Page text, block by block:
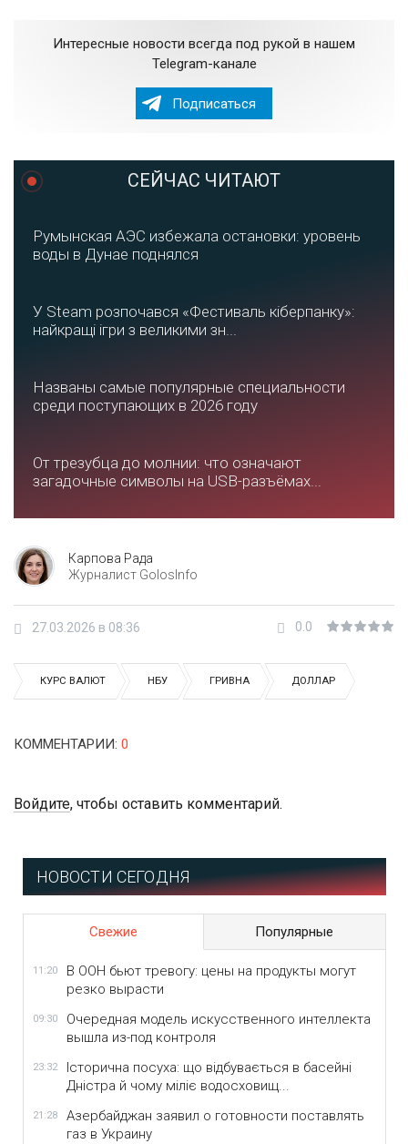
Интересные новости всегда под рукой в нашем
Telegram-канале
Подписаться
СЕЙЧАС ЧИТАЮТ
Румынская АЭС избежала остановки: уровень
воды в Дунае поднялся
У Steam розпочався «Фестиваль кіберпанку»:
найкращі ігри з великими зн...
Названы самые популярные специальности
среди поступающих в 2026 году
От трезубца до молнии: что означают
загадочные символы на USB-разъёмах...
Карпова Рада
Журналист GolosInfo
27.03.2026 в 08:36 0.0
КУРС ВАЛЮТ НБУ ГРИВНА ДОЛЛАР
КОММЕНТАРИИ: 0
Войдите, чтобы оставить комментарий.
НОВОСТИ СЕГОДНЯ
Свежие Популярные
11:20
В ООН бьют тревогу: цены на продукты могут
резко вырасти
09:30
Очередная модель искусственного интеллекта
вышла из-под контроля
23:32
Історична посуха: що відбувається в басейні
Дністра й чому міліє водосховищ...
21:28
Азербайджан заявил о готовности поставлять
газ в Украину